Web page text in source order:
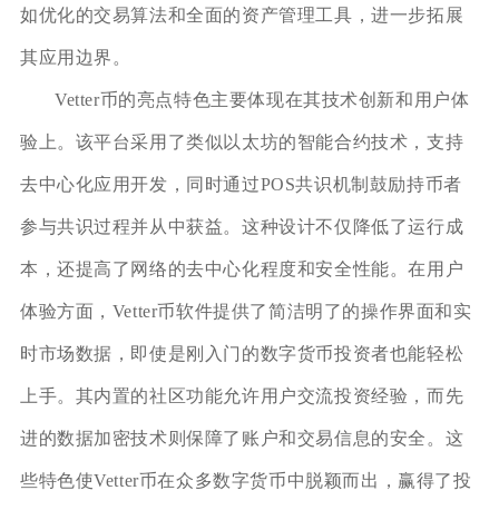
如优化的交易算法和全面的资产管理工具，进一步拓展
其应用边界。
Vetter币的亮点特色主要体现在其技术创新和用户体
验上。该平台采用了类似以太坊的智能合约技术，支持
去中心化应用开发，同时通过POS共识机制鼓励持币者
参与共识过程并从中获益。这种设计不仅降低了运行成
本，还提高了网络的去中心化程度和安全性能。在用户
体验方面，Vetter币软件提供了简洁明了的操作界面和实
时市场数据，即使是刚入门的数字货币投资者也能轻松
上手。其内置的社区功能允许用户交流投资经验，而先
进的数据加密技术则保障了账户和交易信息的安全。这
些特色使Vetter币在众多数字货币中脱颖而出，赢得了投